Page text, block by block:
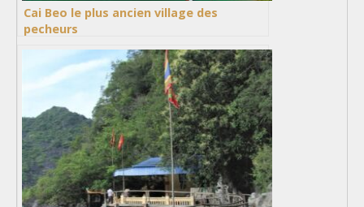
Cai Beo le plus ancien village des
pecheurs